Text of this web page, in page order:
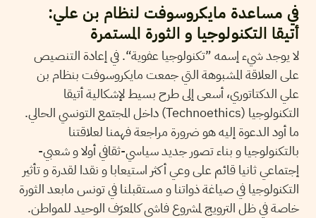
في مساعدة مايكروسوفت لنظام بن علي:
أتيقا التكنولوجيا و الثورة المستمرة
لا يوجد شيء إسمه ”تكنولوجيا عفوية“. في إعادة التنصيص
على العلاقة المشبوهة التي جمعت مايكروسوفت بنظام بن
علي الدكتاتوري، أسعى إلى طرح بسيط لإشكالية أتيقا
التكنولوجيا (Technoethics) داخل المجتمع التونسي الحالي.
ما أود الدعوة إليه هو ضرورة مراجعة فهمنا لعلاقتنا
بالتكنولوجيا و بناء تصور جديد سياسي-ثقافي أولا و شعبي-
إجتماعي ثانيا قائم على وعي أكثر استيعابا و نقدا لقدرة و تأثير
التكنولوجيا في صياغة ذواتنا و مستقبلنا في تونس مابعد الثورة
خاصة في ظل الترويج لمشروع فاشي كالمعرّف الوحيد للمواطن.